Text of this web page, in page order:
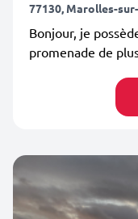
77130, Marolles-
Bonjour, je
promenade de